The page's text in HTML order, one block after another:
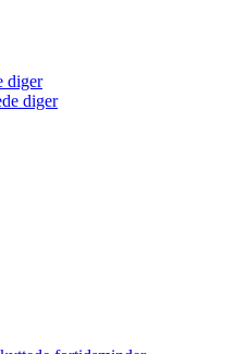
diger
diger